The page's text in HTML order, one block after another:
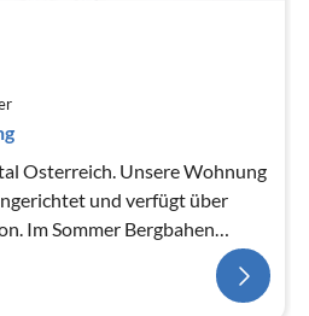
Osterreich. Unsere Wohnung
und verfügt über
Im Sommer Bergbahen